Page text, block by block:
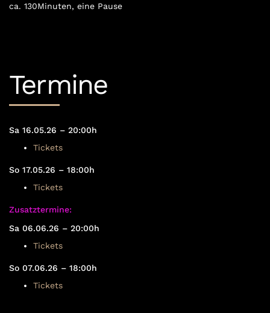
ca. 130Minuten, eine Pause
Termine
Sa 16.05.26 – 20:00h
Tickets
So 17.05.26 – 18:00h
Tickets
Zusatztermine:
Sa 06.06.26 – 20:00h
Tickets
So 07.06.26 – 18:00h
Tickets